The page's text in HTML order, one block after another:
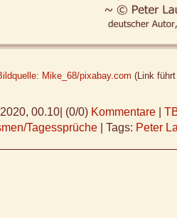
Mike_68/pixabay.com (Link
00.10 (0/0) Kommentare
Tagessprüche
Tags: Peter